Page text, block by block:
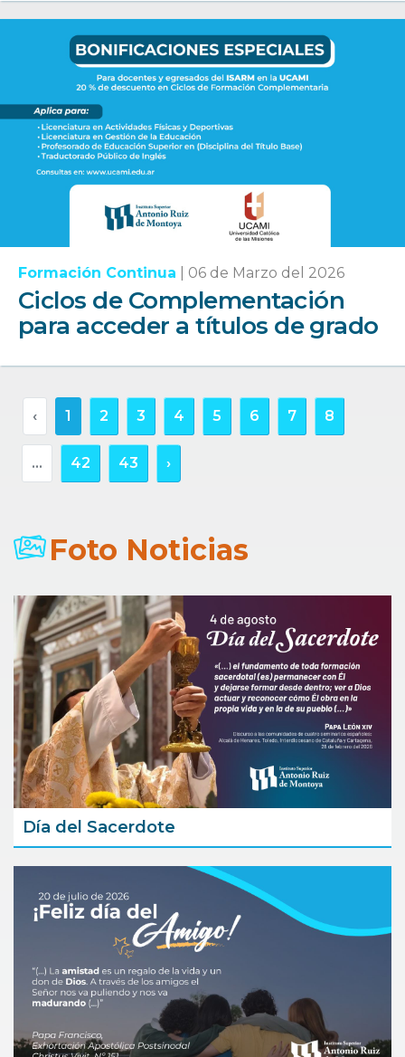
Formación Continua 06 de Marzo del 2026
Ciclos de Complementación
para acceder a títulos de grado
‹ 1 2 3 4 5 6 7 8
... 42 43 ›
Foto Noticias
Día del Sacerdote